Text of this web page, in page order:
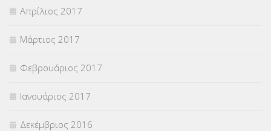
Απρίλιος 2017
Μάρτιος 2017
Φεβρουάριος 2017
Ιανουάριος 2017
Δεκέμβριος 2016